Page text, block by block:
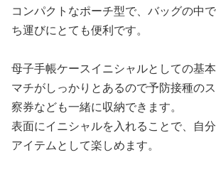
コンパクトなポーチ型で、バッグの中
ち運びにとても便利です。
母子手帳ケースイニシャルとしての基本
マチがしっかりとあるので予防接種の
察券なども一緒に収納できます。
表面にイニシャルを入れることで、自
アイテムとして楽しめます。